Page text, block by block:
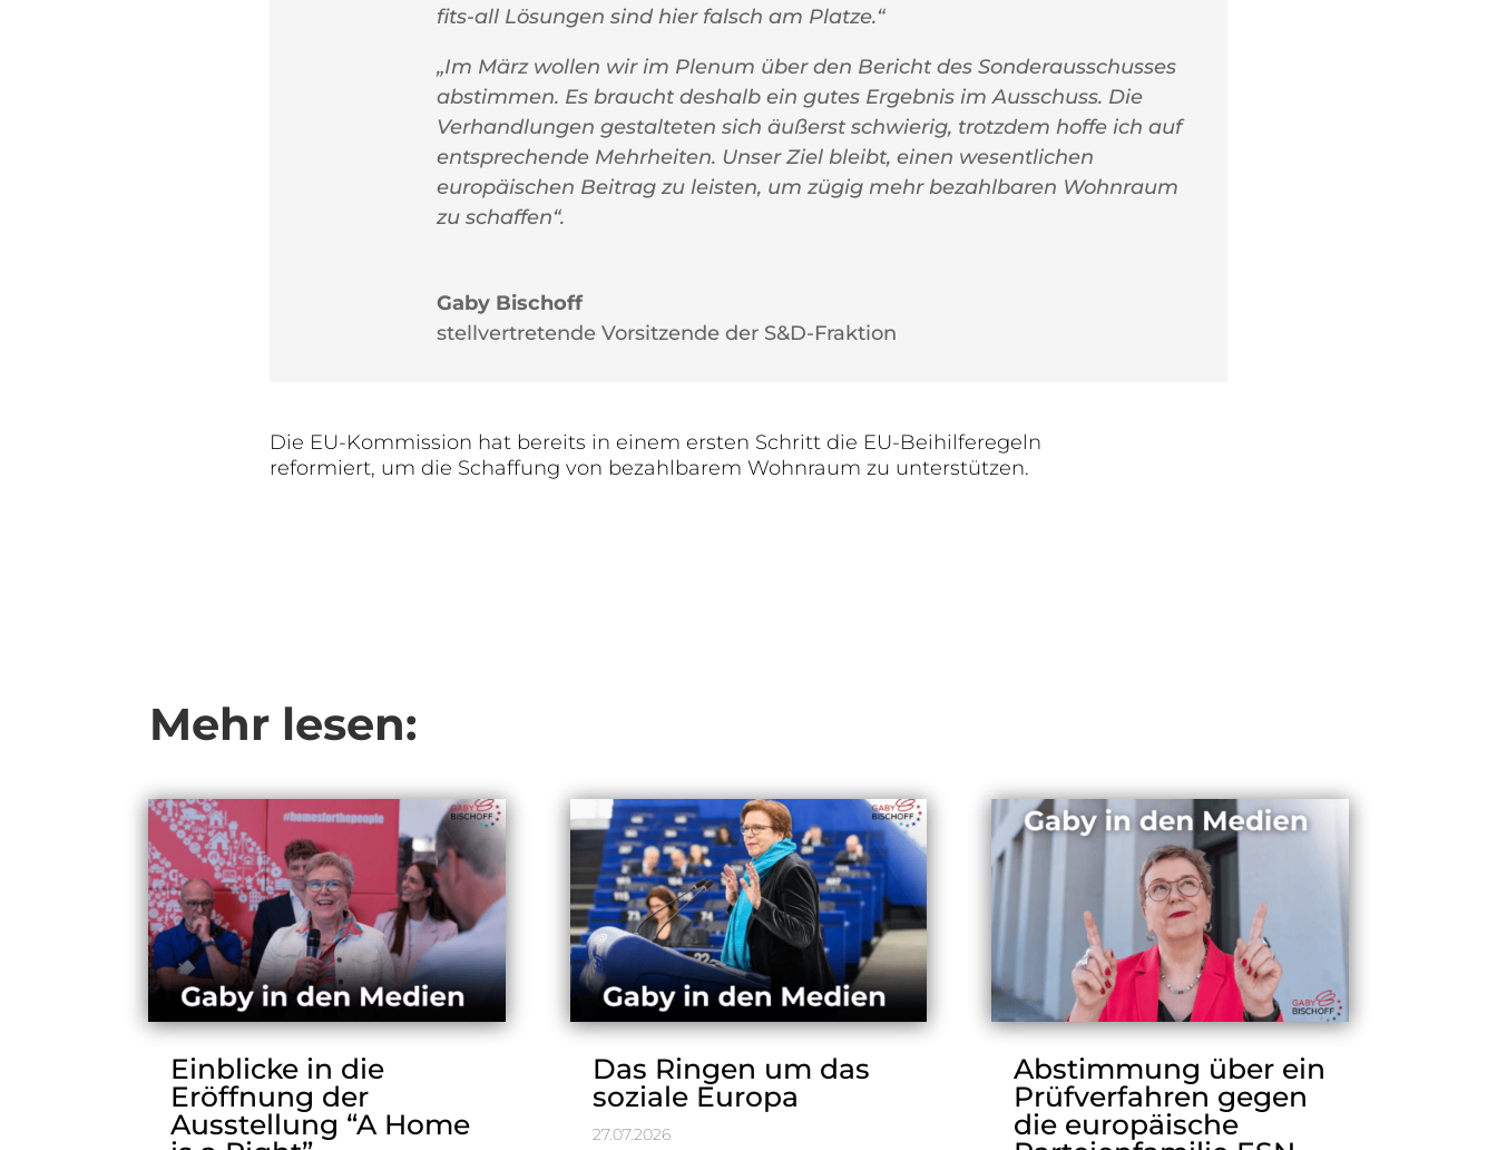
fits-all Lösungen sind hier falsch am Platze.“
„Im März wollen wir im Plenum über den Bericht des Sonderausschusses
abstimmen. Es braucht deshalb ein gutes Ergebnis im Ausschuss. Die
Verhandlungen gestalteten sich äußerst schwierig, trotzdem hoffe ich auf
entsprechende Mehrheiten. Unser Ziel bleibt, einen wesentlichen
europäischen Beitrag zu leisten, um zügig mehr bezahlbaren Wohnraum
zu schaffen“.
Gaby Bischoff
stellvertretende Vorsitzende der S&D-Fraktion
Die EU-Kommission hat bereits in einem ersten Schritt die EU-Beihilferegeln
reformiert, um die Schaffung von bezahlbarem Wohnraum zu unterstützen.
Mehr lesen:
Einblicke in die
Eröffnung der
Ausstellung “A Home
Das Ringen um das
soziale Europa
27.07.2026
Abstimmung über ein
Prüfverfahren gegen
die europäische